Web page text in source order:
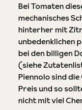
Bei Tomaten
mechanisches
hinterher mit
unbedenklichen
bei den billigen
(siehe
Piennolo sind
Preis und so
nicht mit viel